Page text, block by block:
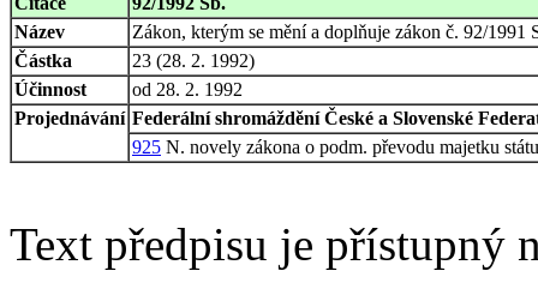
Název
Zákon, kterým se mění a doplňuje zákon č. 92/1991
Částka
23 (28. 2. 1992)
Účinnost
od 28. 2. 1992
Projednávání Federální shromáždění České a Slovenské
925 N. novely zákona o podm. převodu majetku
Text předpisu je přístupný